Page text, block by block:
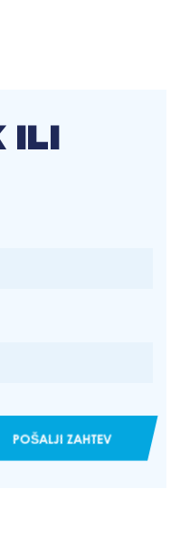
ILI
POŠALJI ZAHTEV